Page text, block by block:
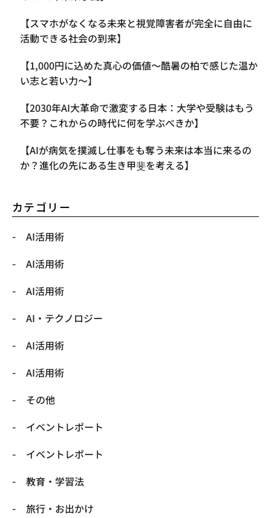
【スマホがなくなる未来と視覚障害者が完全に自由に
活動できる社会の到来】
【1,000円に込めた真心の価値〜酷暑の柏で感じた温か
い志と若い力〜】
【2030年AI大革命で激変する日本：大学や受験はもう
不要？これからの時代に何を学ぶべきか】
【AIが病気を撲滅し仕事をも奪う未来は本当に来るの
か？進化の先にある生き甲斐を考える】
カテゴリー
AI活用術
AI活用術
AI活用術
​AI・テクノロジー
​AI活用術
​AI活用術
​その他
​イベントレポート
​イベントレポート
​教育・学習法
​旅行・お出かけ